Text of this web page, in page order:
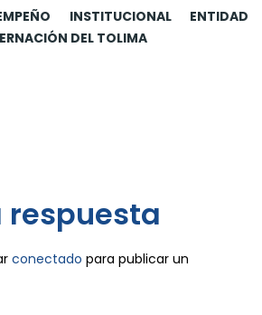
INSTITUCIONAL ENTIDAD
DEL TOLIMA
conectado para publicar un